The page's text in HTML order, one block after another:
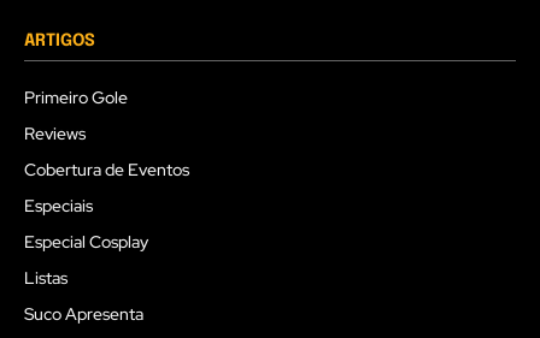
ARTIGOS
Primeiro Gole
Reviews
Cobertura de Eventos
Especiais
Especial Cosplay
Listas
Suco Apresenta